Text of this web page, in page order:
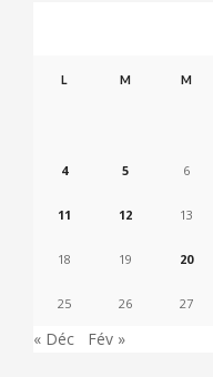
L M M
4 5 6
11 12 13
18 19 20
25 26 27
« Déc Fév »